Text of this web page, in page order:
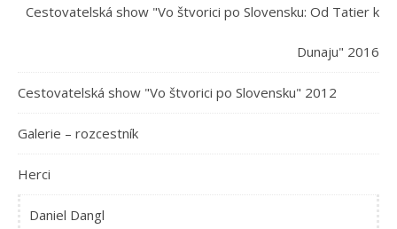
Cestovatelská show "Vo štvorici po Slovensku: Od Tatier k
Dunaju" 2016
Cestovatelská show "Vo štvorici po Slovensku" 2012
Galerie – rozcestník
Herci
Daniel Dangl